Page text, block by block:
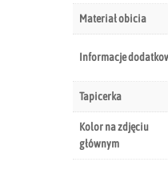
Materiał obicia
Informacje
Tapicerka
Kolor na zdjęciu
głównym